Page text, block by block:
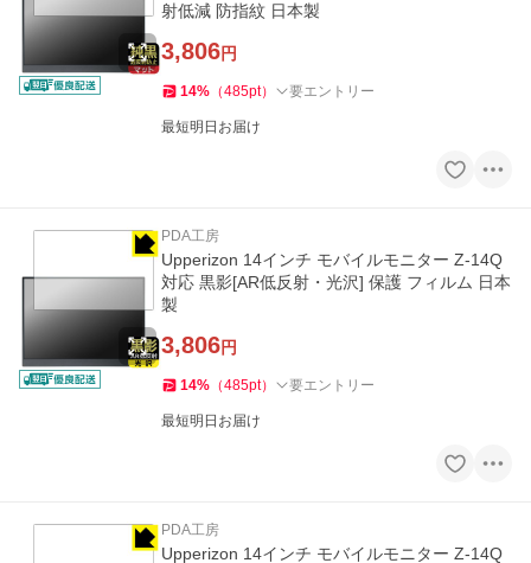
射低減 防指紋 日本製
3,806円
14% （485pt） 要エントリー
最短明日お届け
PDA工房
Upperizon 14インチ モバイルモニター Z-14Q
対応 黒影[AR低反射・光沢] 保護 フィルム 日本
製
3,806円
14% （485pt） 要エントリー
最短明日お届け
PDA工房
Upperizon 14インチ モバイルモニター Z-14Q